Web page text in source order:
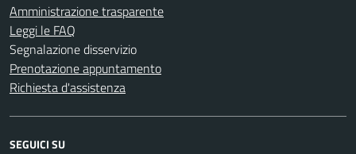
Amministrazione trasparente
Leggi le FAQ
Segnalazione disservizio
Prenotazione appuntamento
Richiesta d'assistenza
SEGUICI SU